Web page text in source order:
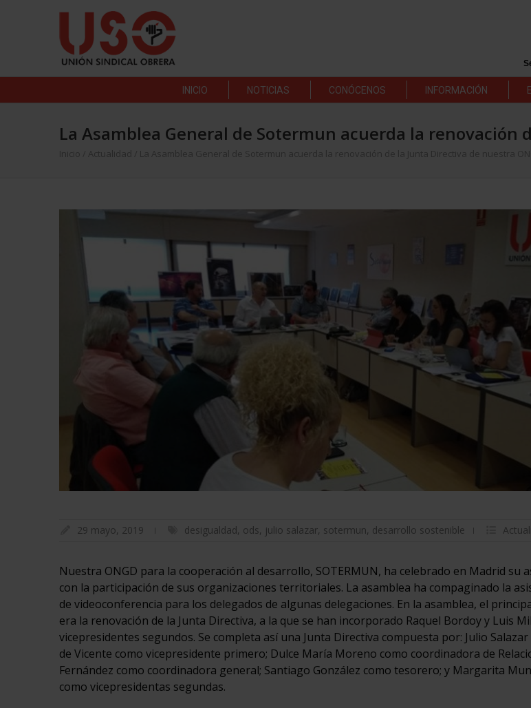
INICIO NOTICIAS CONÓCENOS INFORMACIÓN
La Asamblea General de Sotermun acuerda la renovación
Inicio Actualidad La Asamblea General de Sotermun acuerda la renovación de la Junta Directiva de nuestra
29 mayo, 2019 desigualdad, ods, julio salazar, sotermun, desarrollo sostenible
Nuestra ONGD para la cooperación al desarrollo, SOTERMUN, ha celebrado en Madrid su
con la participación de sus organizaciones territoriales. La asamblea ha compaginado la
de videoconferencia para los delegados de algunas delegaciones. En la asamblea, el
era la renovación de la Junta Directiva, a la que se han incorporado Raquel Bordoy y Luis
vicepresidentes segundos. Se completa así una Junta Directiva compuesta por: Julio
de Vicente como vicepresidente primero; Dulce María Moreno como coordinadora de
Fernández como coordinadora general; Santiago González como tesorero; y Margarita
como vicepresidentas segundas.